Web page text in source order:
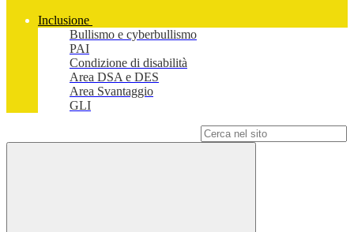
Inclusione
Bullismo e cyberbullismo
PAI
Condizione di disabilità
Area DSA e DES
Area Svantaggio
GLI